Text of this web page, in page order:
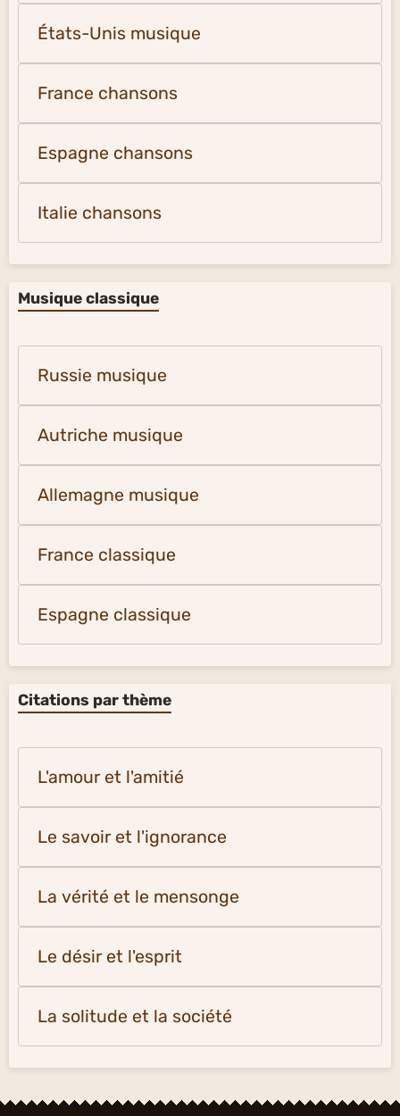
États-Unis musique
France chansons
Espagne chansons
Italie chansons
Musique classique
Russie musique
Autriche musique
Allemagne musique
France classique
Espagne classique
Citations par thème
L'amour et l'amitié
Le savoir et l'ignorance
La vérité et le mensonge
Le désir et l'esprit
La solitude et la société